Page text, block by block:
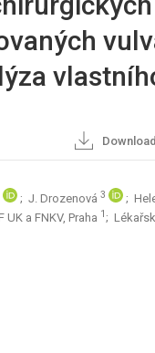
; J. Drozenová 3 ;
a FNKV, Praha 1 ;